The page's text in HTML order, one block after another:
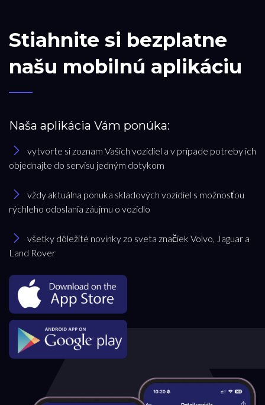
Stiahnite si bezplatne
našu mobilnú aplikáciu
Naša aplikácia Vám ponúka:
vytvorte si zoznam Vašich vozidiel a v prípade potreby ich
objednajte do servisu jedným dotykom
vždy aktuálna ponuka skladových vozidiel s možnosťou
rýchleho odoslania záujmu o vozidlo
všetky dôležité novinky zo sveta značiek Volvo, Jaguar a
Land Rover